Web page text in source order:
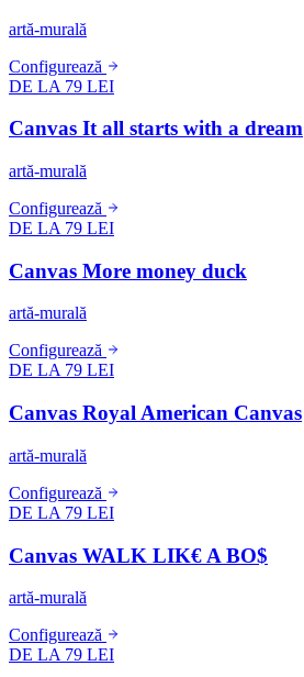
artă-murală
Configurează
DE LA 79 LEI
Canvas It all starts with a dream
artă-murală
Configurează
DE LA 79 LEI
Canvas More money duck
artă-murală
Configurează
DE LA 79 LEI
Canvas Royal American Canvas
artă-murală
Configurează
DE LA 79 LEI
Canvas WALK LIK€ A BO$
artă-murală
Configurează
DE LA 79 LEI